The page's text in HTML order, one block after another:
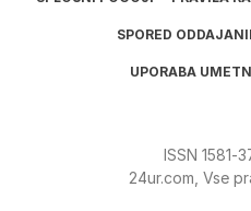
SPORED
UPORABA
ISSN 1581‑
24ur.com, Vse